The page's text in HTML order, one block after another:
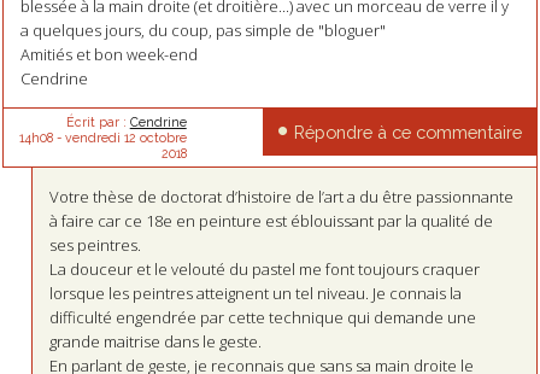
blessée à la main droite (et droitière...) avec un morceau de verre il y
a quelques jours, du coup, pas simple de "bloguer"
Amitiés et bon week-end
Cendrine
Écrit par : Cendrine
14h08- vendredi 12 octobre
2018
Répondre à ce commentaire
Votre thèse de doctorat d’histoire de l’art a du être passionnante
à faire car ce 18e en peinture est éblouissant par la qualité de
ses peintres.
La douceur et le velouté du pastel me font toujours craquer
lorsque les peintres atteignent un tel niveau. Je connais la
difficulté engendrée par cette technique qui demande une
grande maitrise dans le geste.
En parlant de geste, je reconnais que sans sa main droite le